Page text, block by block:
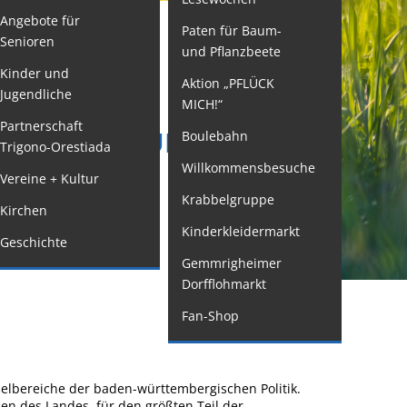
Formulare
Mängelmeldung
Winterdienst
Gutachterausschuss
Organspende
Gleichstellung
Schaukästen
Angebote für
Senioren
Kinder und
Jugendliche
Partnerschaft
Trigono-Orestiada
Vereine + Kultur
Kirchen
Geschichte
Paten für Baum-
und Pflanzbeete
Aktion „PFLÜCK
MICH!“
Boulebahn
Willkommensbesuche
Krabbelgruppe
Kinderkleidermarkt
Gemmrigheimer
Dorfflohmarkt
Fan-Shop
FORSCHUNG UND
der baden-württembergischen Politik.